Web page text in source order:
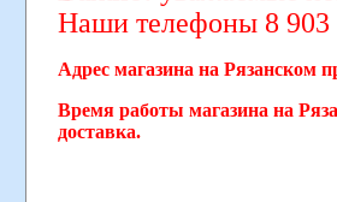
Наши телефоны 8 903
Адрес магазина на Рязанском
Время работы магазина на
доставка.